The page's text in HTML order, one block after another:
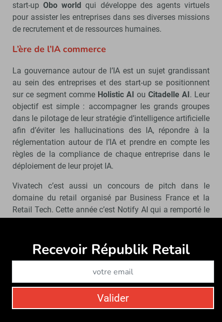
start-upObo world qui développe des agents virtuels
pour assister les entreprises dans ses diverses missions
de recrutement et de ressources humaines.
L’ère de l’IA commerce
La gouvernance autour de l’IA est un sujet grandissant
au sein des entreprises et des start-up se positionnent
sur ce segment comme Holistic AI ou Citadelle AI . Leur
objectif est simple : accompagner les grands groupes
dans le pilotage de leur stratégie d’intelligence artificielle
afin d’éviter les hallucinations des IA, répondre à la
réglementation autour de l’IA et prendre en compte les
règles de la compliance de chaque entreprise dans le
déploiement de leur projet IA.
Vivatech c’est aussi un concours de pitch dans le
domaine du retail organisé par Business France et la
Retail Tech. Cette année c’est Notify AI qui a remporté le
marketing omnicanales.
Un commerce optimisé par
l’intelligence artificielle avec
notamment que ce soit pour les
Recevoir Républik Retail
Valider